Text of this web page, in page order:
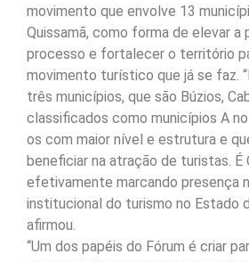
movimento que envolve 13
Quissamã, como forma de elevar a
processo e fortalecer o território
movimento turístico que já se faz.
três municípios, que são Búzios,
classificados como municípios A
os com maior nível e estrutura e
beneficiar na atração de turistas. É
efetivamente marcando presença
institucional do turismo no Estado
afirmou.
“Um dos papéis do Fórum é criar